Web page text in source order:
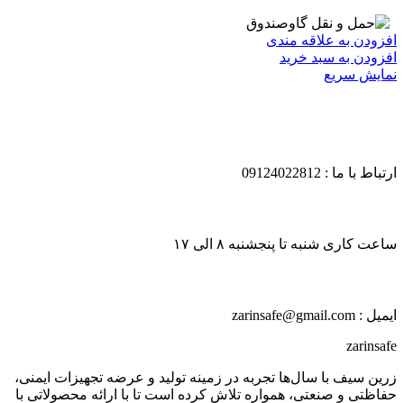
افزودن به علاقه مندی
افزودن به سبد خرید
نمایش سریع
ارتباط با ما : 09124022812
ساعت کاری شنبه تا پنجشنبه ۸ الی ۱۷
ایمیل : zarinsafe@gmail.com
zarinsafe
زرین سیف با سال‌ها تجربه در زمینه تولید و عرضه تجهیزات ایمنی،
حفاظتی و صنعتی، همواره تلاش کرده است تا با ارائه محصولاتی با